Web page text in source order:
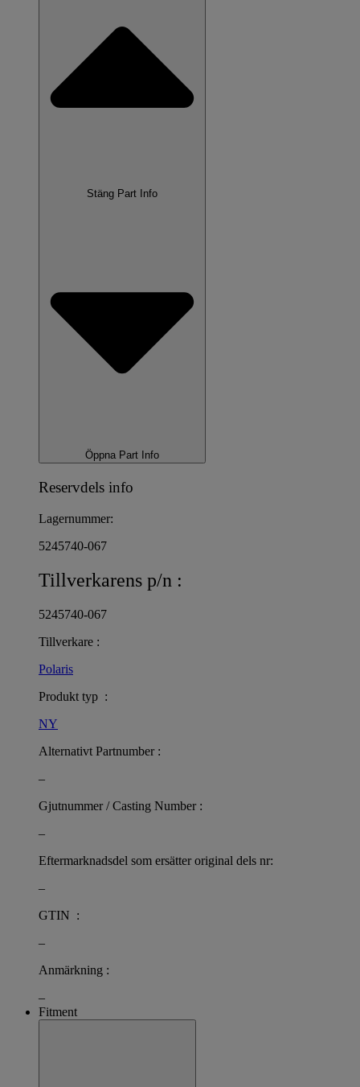
Stäng Part Info
Öppna Part Info
Reservdels info
Lagernummer:
5245740-067
Tillverkarens p/n :
5245740-067
Tillverkare :
Polaris
Produkt typ :
NY
Alternativt Partnumber :
–
Gjutnummer / Casting Number :
–
Eftermarknadsdel som ersätter original dels nr:
–
GTIN :
–
Anmärkning :
–
Fitment